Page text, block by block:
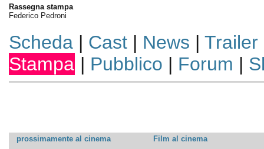
Rassegna stampa
Federico Pedroni
Scheda| Cast| News | Trailer
Stampa | Pubblico | Forum |
prossimamente al cinema
Film al cinema